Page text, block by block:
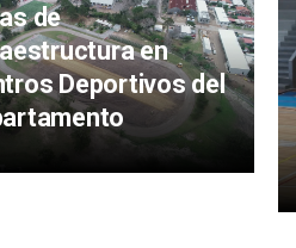
de
en
Deportivos del